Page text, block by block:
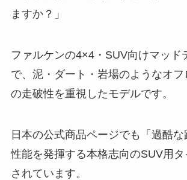
ますか？」
ファルケンの4×4・SUV向けマッド
で、泥・ダート・岩場のようなオ
の走破性を重視したモデルです。
日本の公式商品ページでも「過酷な
性能を発揮する本格志向のSUV用
されています。